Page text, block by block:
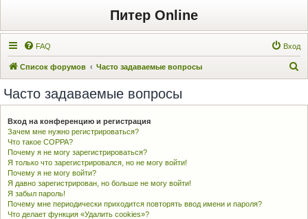
Питер Online
FAQ Вход
Список форумов Часто задаваемые вопросы
Часто задаваемые вопросы
Вход на конференцию и регистрация
Зачем мне нужно регистрироваться?
Что такое COPPA?
Почему я не могу зарегистрироваться?
Я только что зарегистрировался, но не могу войти!
Почему я не могу войти?
Я давно зарегистрирован, но больше не могу войти!
Я забыл пароль!
Почему мне периодически приходится повторять ввод имени и пароля?
Что делает функция «Удалить cookies»?